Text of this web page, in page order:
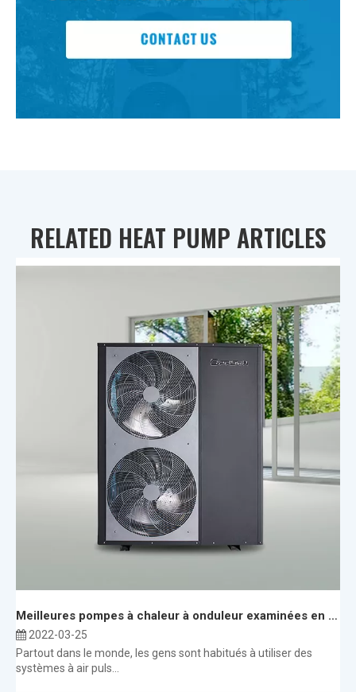
RELATED HEAT PUMP ARTICLES
Meilleures pompes à chaleur à onduleur examinées en 2022
2022-03-25
Partout dans le monde, les gens sont habitués à utiliser des
systèmes à air puls...